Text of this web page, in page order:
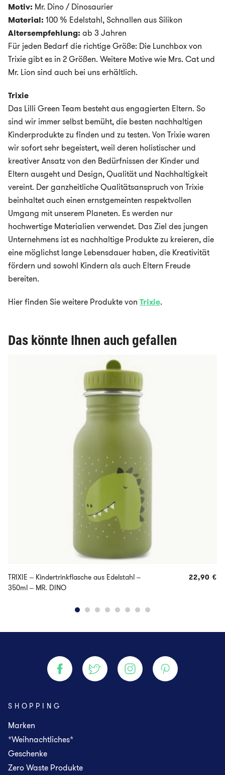
Motiv: Mr. Dino / Dinosaurier
Material: 100 % Edelstahl, Schnallen aus Silikon
Altersempfehlung: ab 3 Jahren
Für jeden Bedarf die richtige Größe: Die Lunchbox von
Trixie gibt es in 2 Größen. Weitere Motive wie Mrs. Cat und
Mr. Lion sind auch bei uns erhältlich.
Trixie
Das Lilli Green Team besteht aus engagierten Eltern. So
sind wir immer selbst bemüht, die besten nachhaltigen
Kinderprodukte zu finden und zu testen. Von Trixie waren
wir sofort sehr begeistert, weil deren holistischer und
kreativer Ansatz von den Bedürfnissen der Kinder und
Eltern ausgeht und Design, Qualität und Nachhaltigkeit
vereint. Der ganzheitliche Qualitätsanspruch von Trixie
beinhaltet auch einen ernstgemeinten respektvollen
Umgang mit unserem Planeten. Es werden nur
hochwertige Materialien verwendet. Das Ziel des jungen
Unternehmens ist es nachhaltige Produkte zu kreieren, die
eine möglichst lange Lebensdauer haben, die Kreativität
fördern und sowohl Kindern als auch Eltern Freude
bereiten.
Hier finden Sie weitere Produkte von Trixie.
Das könnte Ihnen auch gefallen
TRIXIE – Kindertrinkflasche aus Edelstahl –
350ml – MR. DINO
22,90 €
SHOPPING
Marken
*Weihnachtliches*
Geschenke
Zero Waste Produkte